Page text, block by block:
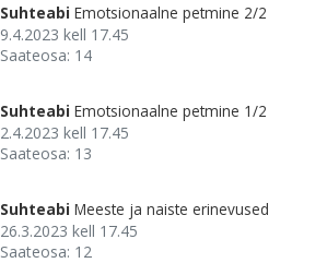
Suhteabi Emotsionaalne petmine 2/2
9.4.2023 kell 17.45
Saateosa: 14
Suhteabi Emotsionaalne petmine 1/2
2.4.2023 kell 17.45
Saateosa: 13
Suhteabi Meeste ja naiste erinevused
26.3.2023 kell 17.45
Saateosa: 12